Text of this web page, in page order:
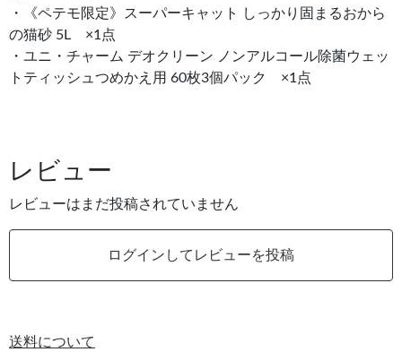
・《ペテモ限定》スーパーキャット しっかり固まるおから
の猫砂 5L ×1点
・ユニ・チャーム デオクリーン ノンアルコール除菌ウェッ
トティッシュつめかえ用 60枚3個パック ×1点
レビュー
レビューはまだ投稿されていません
ログインしてレビューを投稿
送料について